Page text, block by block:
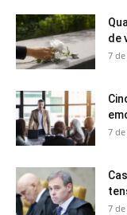
de
7
7
7